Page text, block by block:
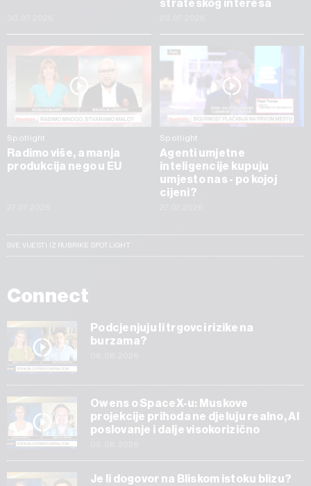
strateškog interesa
Spotlight
Radimo više, a manja
produkcija nego u EU
Spotlight
Agenti umjetne
inteligencije kupuju
umjesto nas - po kojoj
cijeni?
SVE VIJESTI IZ RUBRIKE SPOTLIGHT
Connect
Podcjenjuju li trgovci rizike na
burzama?
Owens o SpaceX-u: Muskove
projekcije prihoda ne djeluju realno, AI
poslovanje i dalje visokorizično
Je li dogovor na Bliskom istoku blizu?